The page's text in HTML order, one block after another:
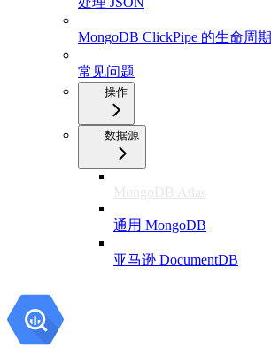
MongoDB ClickPipe 的生命周期
常见问题
操作
数据源
MongoDB Atlas
通用 MongoDB
亚马逊 DocumentDB